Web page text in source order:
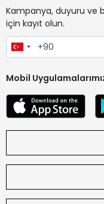
Kampanya, duyuru ve
için kayıt olun.
Mobil